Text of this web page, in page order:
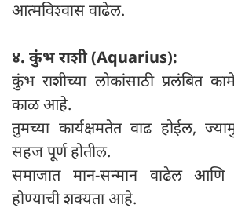
आत्मविश्वास वाढेल.
४. कुंभ राशी (Aquarius):
कुंभ राशीच्या लोकांसाठी प्रलंबित
काळ आहे.
तुमच्या कार्यक्षमतेत वाढ होईल,
सहज पूर्ण होतील.
समाजात मान-सन्मान वाढेल
होण्याची शक्यता आहे.